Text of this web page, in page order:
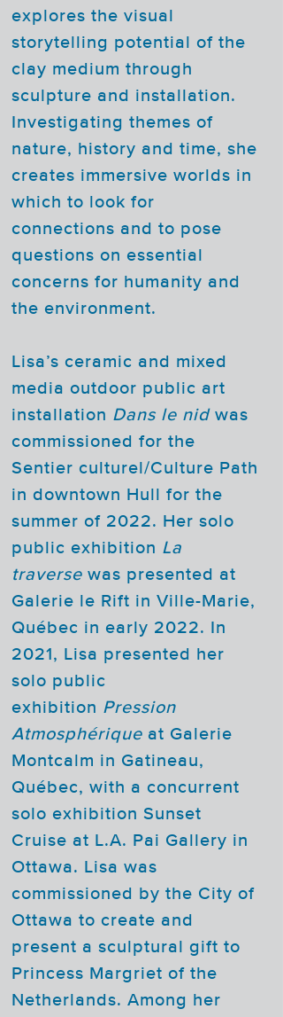
explores the visual
storytelling potential of the
clay medium through
sculpture and installation.
Investigating themes of
nature, history and time, she
creates immersive worlds in
which to look for
connections and to pose
questions on essential
concerns for humanity and
the environment.
Lisa’s ceramic and mixed
media outdoor public art
installation Dans le nidwas
commissioned for the
Sentier culturel/Culture Path
in downtown Hull for the
summer of 2022. Her solo
public exhibition La
traverse was presented at
Galerie le Rift in Ville-Marie,
Québec in early 2022. In
2021, Lisa presented her
solo public
exhibition Pression
Atmosphérique at Galerie
Montcalm in Gatineau,
Québec, with a concurrent
solo exhibition Sunset
Cruise at L.A. Pai Gallery in
Ottawa. Lisa was
commissioned by the City of
Ottawa to create and
present a sculptural gift to
Princess Margriet of the
Netherlands. Among her